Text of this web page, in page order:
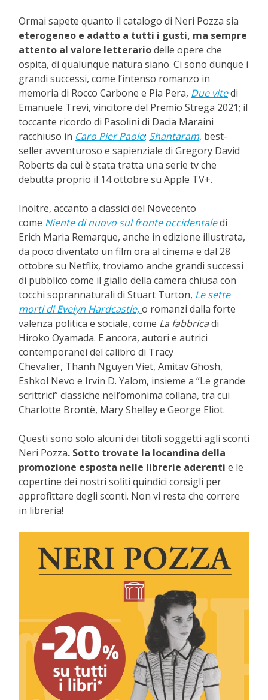
Ormai sapete quanto il catalogo di Neri Pozza sia
eterogeneo e adatto a tutti i gusti, ma sempre
attento al valore letterariodelle opere che
ospita, di qualunque natura siano. Ci sono dunque i
grandi successi, come l’intenso romanzo in
memoria di Rocco Carbone e Pia Pera, Due vitedi
Emanuele Trevi, vincitore del Premio Strega 2021; il
toccante ricordo di Pasolini di Dacia Maraini
racchiuso in Caro Pier Paolo; Shantaram, best-
seller avventuroso e sapienziale di Gregory David
Roberts da cui è stata tratta una serie tv che
debutta proprio il 14 ottobre su Apple TV+.
Inoltre, accanto a classici del Novecento
come Niente di nuovo sul fronte occidentaledi
Erich Maria Remarque, anche in edizione illustrata,
da poco diventato un film ora al cinema e dal 28
ottobre su Netflix, troviamo anche grandi successi
di pubblico come il giallo della camera chiusa con
tocchi soprannaturali di Stuart Turton, Le sette
morti di Evelyn Hardcastle,o romanzi dalla forte
valenza politica e sociale, come La fabbricadi
Hiroko Oyamada. E ancora, autori e autrici
contemporanei del calibro di Tracy
Chevalier, Thanh Nguyen Viet, Amitav Ghosh,
Eshkol Nevo e Irvin D. Yalom, insieme a “Le grande
scrittrici” classiche nell’omonima collana, tra cui
Charlotte Brontë, Mary Shelley e George Eliot.
Questi sono solo alcuni dei titoli soggetti agli sconti
Neri Pozza. Sotto trovate la locandina della
promozione esposta nelle librerie aderenti e le
copertine dei nostri soliti quindici consigli per
approfittare degli sconti. Non vi resta che correre
in libreria!